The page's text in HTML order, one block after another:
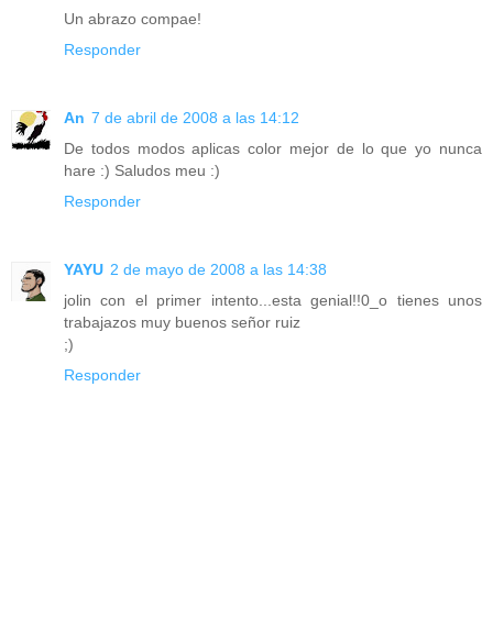
Un abrazo compae!
Responder
An 7 de abril de 2008 a las 14:12
De todos modos aplicas color mejor de lo que yo nunca
hare :) Saludos meu :)
Responder
YAYU 2 de mayo de 2008 a las 14:38
jolin con el primer intento...esta genial!!0_o tienes unos
trabajazos muy buenos señor ruiz
;)
Responder